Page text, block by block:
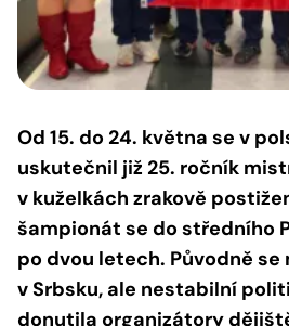
Od 15. do 24. května se v
uskutečnil již 25. ročník
v kuželkách zrakově
šampionát se do středního
po dvou letech. Původně se
v Srbsku, ale nestabilní
donutila organizátory